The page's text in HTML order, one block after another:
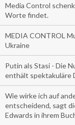
Media Control
Worte findet.
MEDIA CONTROL
Ukraine
Putin als Stasi - Die
enthält spektakuläre
Wie wirke ich auf
entscheidend, sagt
Edwards in ihrem